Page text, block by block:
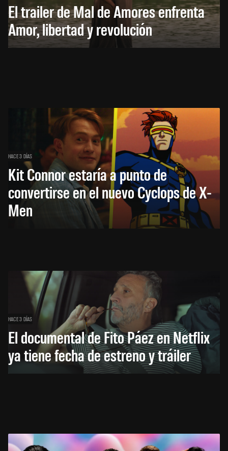
El trailer de Mal de Amores enfrenta
Amor, libertad y revolución
HACE 3 DÍAS
Kit Connor estaría a punto de
convertirse en el nuevo Cyclops de X-
Men
HACE 3 DÍAS
El documental de Fito Páez en Netflix
ya tiene fecha de estreno y tráiler